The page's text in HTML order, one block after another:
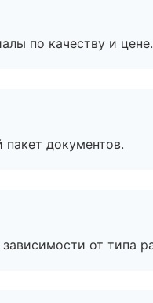
по качеству и цене.
документов.
от типа